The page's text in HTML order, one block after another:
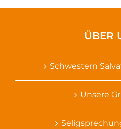
ÜBER
Schwestern
Unsere